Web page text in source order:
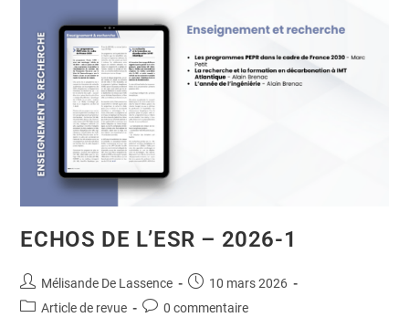
ECHOS DE L’ESR – 2026-1
Mélisande De Lassence
10 mars 2026
Article de revue
0 commentaire